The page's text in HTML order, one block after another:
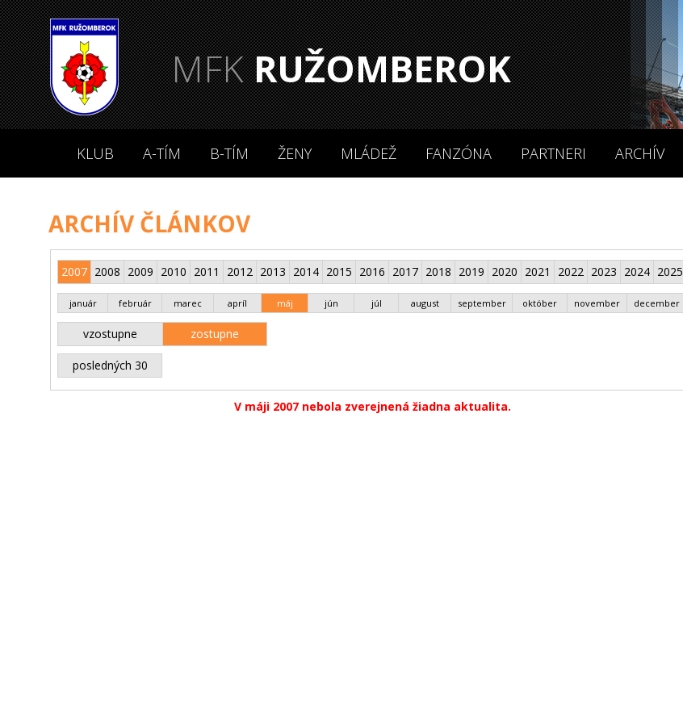
MFKRUŽOMBEROK
KLUB A-TÍM B-TÍM ŽENY MLÁDEŽ FANZÓNA PARTNERI ARCHÍV
ARCHÍV ČLÁNKOV
2007 2008 2009 2010 2011 2012 2013 2014 2015 2016 2017 2018 2019 2020 2021 2022 2023 2024 2025
január február marec apríl máj jún júl august september október november december
vzostupne zostupne
posledných 30
V máji 2007 nebola zverejnená žiadna aktualita.